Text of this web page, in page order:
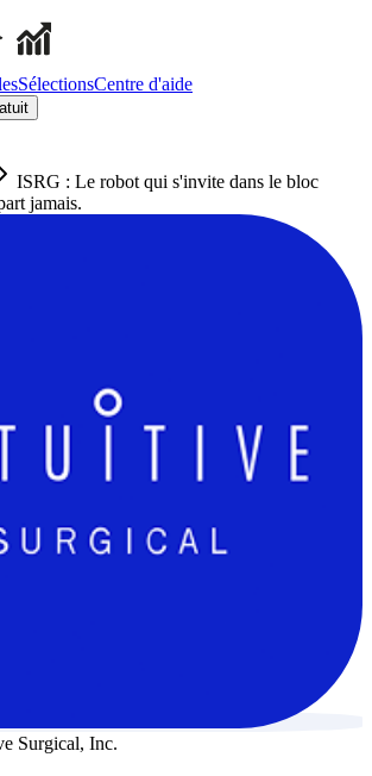
SélectionsCentre d'aide
ISRG : Le robot qui s'invite dans le bloc
jamais.
Surgical, Inc.